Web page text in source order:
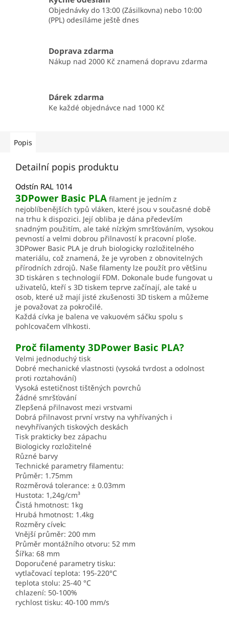
Objednávky do 13:00 (Zásilkovna) nebo 10:00
(PPL) odesíláme ještě dnes
Doprava zdarma
Nákup nad 2000 Kč znamená dopravu zdarma
Dárek zdarma
Ke každé objednávce nad 1000 Kč
Popis
Detailní popis produktu
Odstín RAL 1014
3DPower Basic PLA filament je jedním z
nejoblíbenějších typů vláken, které jsou v současné době
na trhu k dispozici. Její obliba je dána především
snadným použitím, ale také nízkým smršťováním, vysokou
pevností a velmi dobrou přilnavostí k pracovní ploše.
3DPower Basic PLA je druh biologicky rozložitelného
materiálu, což znamená, že je vyroben z obnovitelných
přírodních zdrojů. Naše filamenty lze použít pro většinu
3D tiskáren s technologií FDM. Dokonale bude fungovat u
uživatelů, kteří s 3D tiskem teprve začínají, ale také u
osob, které už mají jisté zkušenosti 3D tiskem a můžeme
je považovat za pokročilé.
Každá cívka je balena ve vakuovém sáčku spolu s
pohlcovačem vlhkosti.
Proč filamenty 3DPower Basic PLA?
Velmi jednoduchý tisk
Dobré mechanické vlastnosti (vysoká tvrdost a odolnost
proti roztahování)
Vysoká estetičnost tištěných povrchů
Žádné smršťování
Zlepšená přilnavost mezi vrstvami
Dobrá přilnavost první vrstvy na vyhřívaných i
nevyhřívaných tiskových deskách
Tisk prakticky bez zápachu
Biologicky rozložitelné
Různé barvy
Technické parametry filamentu:
Průměr: 1.75mm
Rozměrová tolerance: ± 0.03mm
Hustota: 1,24g/cm³
Čistá hmotnost: 1kg
Hrubá hmotnost: 1.4kg
Rozměry cívek:
Vnější průměr: 200 mm
Průměr montážního otvoru: 52 mm
Šířka: 68 mm
Doporučené parametry tisku:
vytlačovací teplota: 195-220°C
teplota stolu: 25-40 °C
chlazení: 50-100%
rychlost tisku: 40-100 mm/s